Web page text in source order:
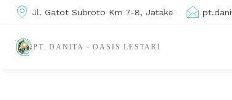
Jl. Gatot Subroto Km 7-8, Jatake
PT. DANITA - OASIS LESTARI